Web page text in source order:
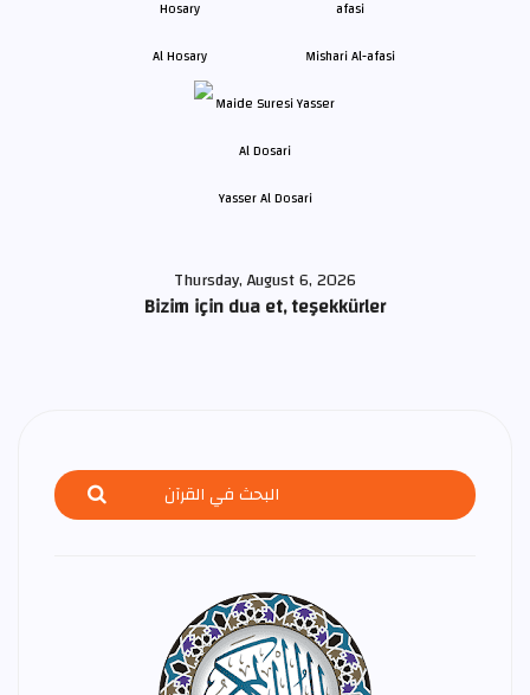
Al Hosary Mishari Al-afasi
Yasser Al Dosari
Thursday, August 6, 2026
Bizim için dua et, teşekkürler